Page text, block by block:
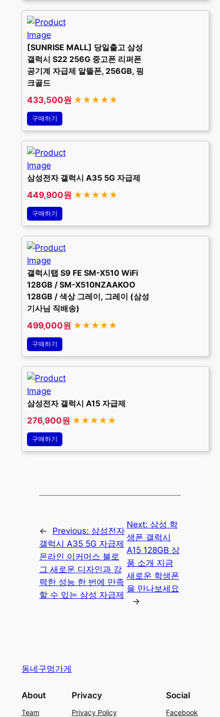
[SUNRISE MALL] 당일출고 삼성
갤럭시 S22 256G 중고폰 리퍼폰
공기계 자급제 알뜰폰, 256GB, 핑
크골드
433,500원 ★★★★★
구매하기
삼성전자 갤럭시 A35 5G 자급제
449,900원 ★★★★★
구매하기
갤럭시탭 S9 FE SM-X510 WiFi
128GB / SM-X510NZAAKOO
128GB / 색상 그레이, 그레이 (삼성
기사님 직배송)
499,000원 ★★★★★
구매하기
삼성전자 갤럭시 A15 자급제
276,900원 ★★★★★
구매하기
← Previous: 삼성전자
갤럭시 A35 5G 자급제
온라인 이커머스 블로
그 새로운 디자인과 강
력한 성능 한 번에 만족
할 수 있는 삼성 자급제
Next: 삼성 학
생폰 갤럭시
A15 128GB 상
품 소개 지금
새로운 학생폰
을 만나보세요
→
동네구멍가게
About
Team
Privacy
Privacy Policy
Social
Facebook